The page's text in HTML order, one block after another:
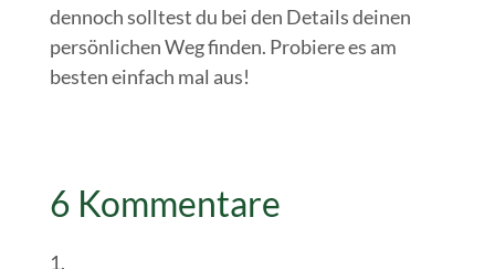
dennoch solltest du bei den Details deinen
persönlichen Weg finden. Probiere es am
besten einfach mal aus!
6 Kommentare